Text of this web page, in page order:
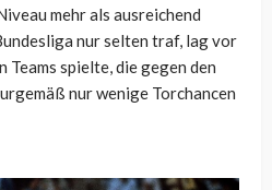
mehr als ausreichend
nur selten traf, lag vor
Teams spielte, die gegen den
nur wenige Torchancen